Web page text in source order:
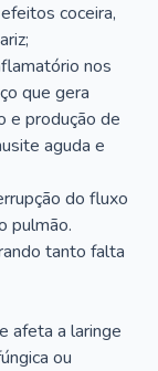
coceira,
nos
que gera
e produção de
aguda e
do fluxo
pulmão.
tanto falta
afeta a laringe
ou